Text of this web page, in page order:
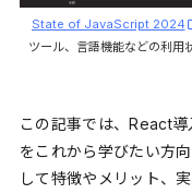
State of JavaScript 2024
ツール、言語機能などの利用
この記事では、React
をこれから学びたい方
して特徴やメリット、